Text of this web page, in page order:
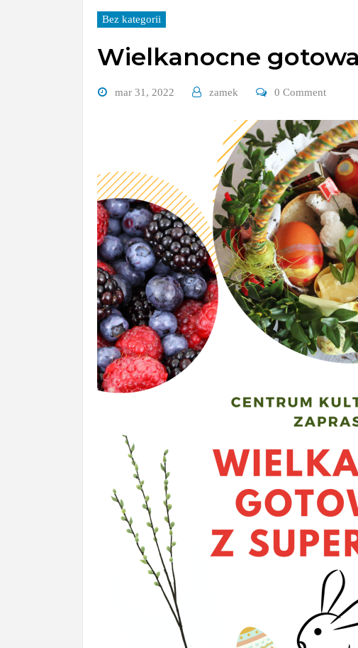
Bez kategorii
Wielkanocne
mar 31, 2022 zamek 0 Comment